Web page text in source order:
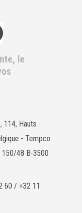
le
114, Hauts
- Tempco
150/48 B-3500
60 / +32 11